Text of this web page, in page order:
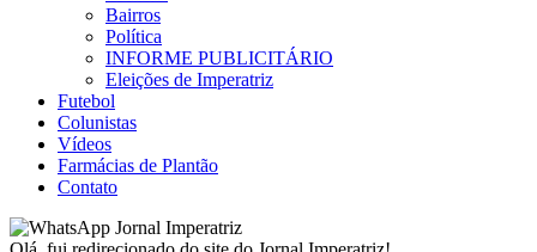
Bairros
Política
INFORME PUBLICITÁRIO
Eleições de Imperatriz
Futebol
Colunistas
Vídeos
Farmácias de Plantão
Contato
Jornal Imperatriz